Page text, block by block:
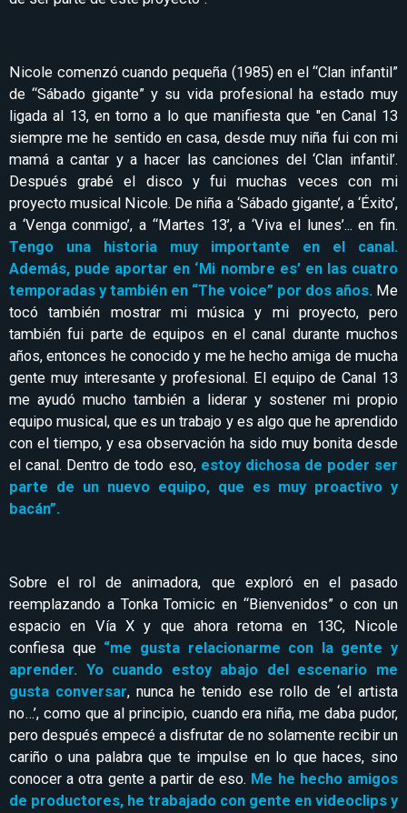
Nicole comenzó cuando pequeña (1985) en el “Clan infantil”
de “Sábado gigante” y su vida profesional ha estado muy
ligada al 13, en torno a lo que manifiesta que "en Canal 13
siempre me he sentido en casa, desde muy niña fui con mi
mamá a cantar y a hacer las canciones del ‘Clan infantil’.
Después grabé el disco y fui muchas veces con mi
proyecto musical Nicole. De niña a ‘Sábado gigante’, a ‘Éxito’,
a ‘Venga conmigo’, a “Martes 13’, a ‘Viva el lunes’... en fin.
Tengo una historia muy importante en el canal.
Además, pude aportar en ‘Mi nombre es’ en las cuatro
temporadas y también en “The voice” por dos años. Me
tocó también mostrar mi música y mi proyecto, pero
también fui parte de equipos en el canal durante muchos
años, entonces he conocido y me he hecho amiga de mucha
gente muy interesante y profesional. El equipo de Canal 13
me ayudó mucho también a liderar y sostener mi propio
equipo musical, que es un trabajo y es algo que he aprendido
con el tiempo, y esa observación ha sido muy bonita desde
el canal. Dentro de todo eso,estoy dichosa de poder ser
parte de un nuevo equipo, que es muy proactivo y
bacán”.
Sobre el rol de animadora, que exploró en el pasado
reemplazando a Tonka Tomicic en “Bienvenidos” o con un
espacio en Vía X y que ahora retoma en 13C, Nicole
confiesa que “me gusta relacionarme con la gente y
aprender. Yo cuando estoy abajo del escenario me
gusta conversar, nunca he tenido ese rollo de ‘el artista
no…’, como que al principio, cuando era niña, me daba pudor,
pero después empecé a disfrutar de no solamente recibir un
cariño o una palabra que te impulse en lo que haces, sino
conocer a otra gente a partir de eso. Me he hecho amigos
de productores, he trabajado con gente en videoclips y